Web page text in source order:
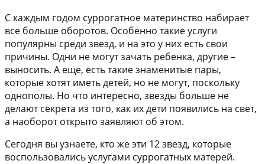
С каждым годом суррогатное материнство набирает
все больше оборотов. Особенно такие услуги
популярны среди звезд, и на это у них есть свои
причины. Одни не могут зачать ребенка, другие –
выносить. А еще, есть такие знаменитые пары,
которые хотят иметь детей, но не могут, поскольку
однополы. Но что интересно, звезды больше не
делают секрета из того, как их дети появились на свет,
а наоборот открыто заявляют об этом.
Сегодня вы узнаете, кто же эти 12 звезд, которые
воспользовались услугами суррогатных матерей.